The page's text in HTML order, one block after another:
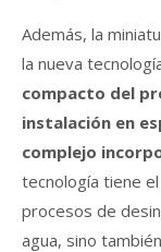
Además, la
la nueva
compacto del
instalación en
complejo
tecnología tiene
procesos de
agua, sino